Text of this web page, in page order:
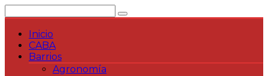
al
contenidoInicio
CABA
Barrios
Agronomía